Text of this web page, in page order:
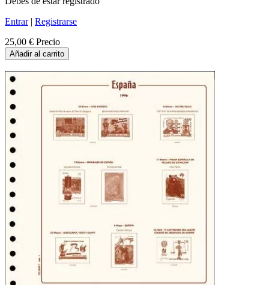
Entrar| Registrarse
25,00 € Precio
Añadir al carrito